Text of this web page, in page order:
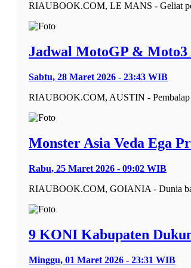
RIAUBOOK.COM, LE MANS - Geliat
Jadwal MotoGP &
Sabtu, 28 Maret 2026 - 23:43 WIB
RIAUBOOK.COM, AUSTIN - Pembalap
Monster Asia Veda Ega
Rabu, 25 Maret 2026 - 09:02 WIB
RIAUBOOK.COM, GOIANIA - Dunia
9 KONI Kabupaten
Minggu, 01 Maret 2026 - 23:31 WIB